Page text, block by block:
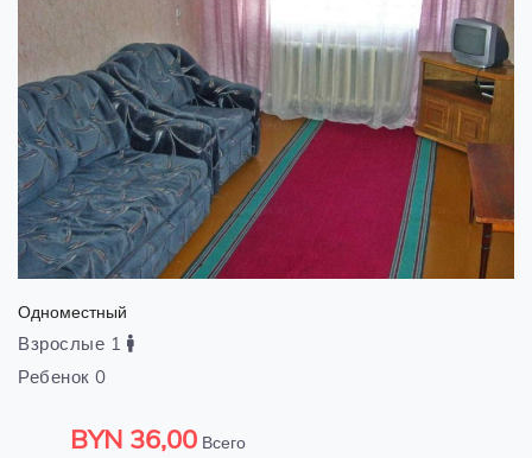
Одноместный
Взрослые 1
Ребенок 0
BYN36,00Всего